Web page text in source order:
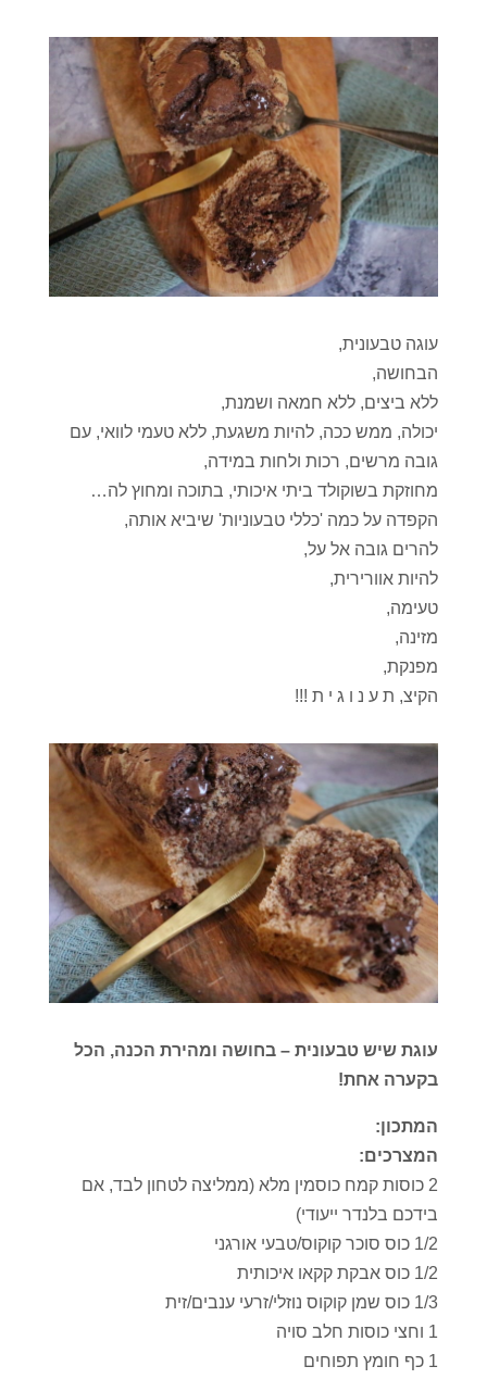
עוגה טבעונית,
הבחושה,
ללא ביצים, ללא חמאה ושמנת,
יכולה, ממש ככה, להיות משגעת, ללא טעמי לוואי, עם
גובה מרשים, רכות ולחות במידה,
מחוזקת בשוקולד ביתי איכותי, בתוכה ומחוץ לה…
הקפדה על כמה 'כללי טבעוניות' שיביא אותה,
להרים גובה אל על,
להיות אוורירית,
טעימה,
מזינה,
מפנקת,
הקיצ, ת ע נ ו ג י ת !!!
עוגת שיש טבעונית – בחושה ומהירת הכנה, הכל
בקערה אחת!
המתכון:
המצרכים:
2 כוסות קמח כוסמין מלא (ממליצה לטחון לבד, אם
בידכם בלנדר ייעודי)
1/2 כוס סוכר קוקוס/טבעי אורגני
1/2 כוס אבקת קקאו איכותית
1/3 כוס שמן קוקוס נוזלי/זרעי ענבים/זית
1 וחצי כוסות חלב סויה
1 כף חומץ תפוחים